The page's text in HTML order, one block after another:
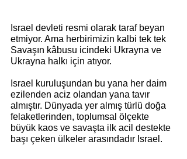
Israel devleti resmi olarak taraf beyan
etmiyor. Ama herbirimizin kalbi tek tek
Savaşın kâbusu icindeki Ukrayna ve
Ukrayna halkı için atıyor.
Israel kuruluşundan bu yana her daim
ezilenden aciz olandan yana tavır
almıştır. Dünyada yer almış türlü doğa
felaketlerinden, toplumsal ölçekte
büyük kaos ve savaşta ilk acil destekte
başı çeken ülkeler arasındadır Israel.